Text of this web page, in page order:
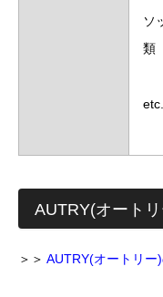
ソ
類
etc.
AUTRY(オート
＞＞ AUTRY(オートリー